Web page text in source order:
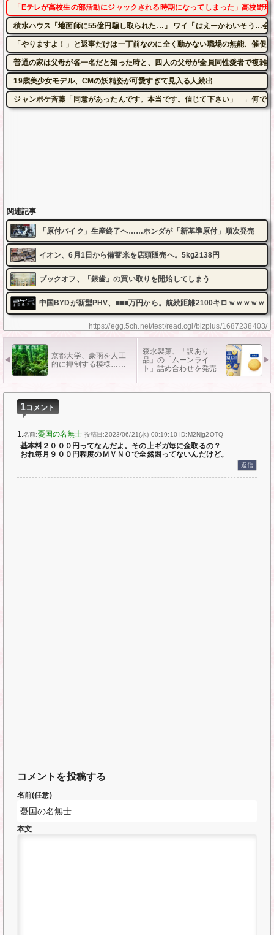
https://egg.5ch.net/test/read.cgi/bizplus/1687238403/
「Eテレが高校生の部活動にジャックされる時期になってしまった」高校野
積水ハウス「地面師に55億円騙し取られた…」 ワイ「はえーかわいそう…会
「やりますよ！」と返事だけは一丁前なのに全く動かない職場の無能、催
普通の家は父母が各一名だと知った時と、四人の父母が全員同性愛者で複雑
19歳美少女モデル、CMの妖精姿が可愛すぎて見入る人続出
ジャンポケ斉藤「同意があったんです。本当です。信じて下さい」 ←何で
関連記事
「原付バイク」生産終了へ……ホンダが「新基準原付」順次発売
イオン、6月1日から備蓄米を店頭販売へ。5kg2138円
ブックオフ、「銀歯」の買い取りを開始してしまう
中国BYDが新型PHV、■■■万円から。航続距離2100キロｗｗｗｗｗ
京都大学、豪雨を人工
的に抑制する模様……
森永製菓、「訳あり
品」の「ムーンライ
ト」詰め合わせを発売
1コメント
1.名前:憂国の名無士 投稿日:2023/06/21(水) 00:19:10 ID:M2Njg2OTQ
基本料２０００円ってなんだよ。その上ギガ毎に金取るの？
おれ毎月９００円程度のＭＶＮＯで全然困ってないんだけど。
返信
コメントを投稿する
名前(任意)
本文